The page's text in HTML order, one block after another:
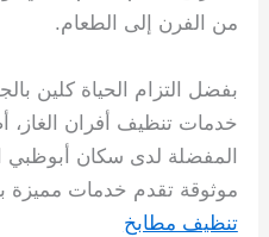
من الفرن إلى الطعام.
بفضل التزام الحياة كلين
خدمات تنظيف أفران
المفضلة لدى سكان
موثوقة تقدم خدمات مميزة
تنظيف مطابخ